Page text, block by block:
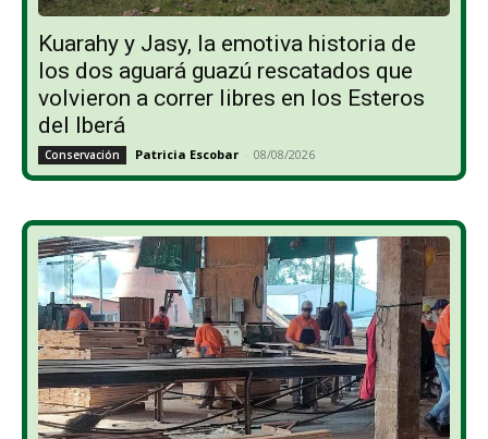
Kuarahy y Jasy, la emotiva historia de
los dos aguará guazú rescatados que
volvieron a correr libres en los Esteros
del Iberá
Conservación Patricia Escobar - 08/08/2026